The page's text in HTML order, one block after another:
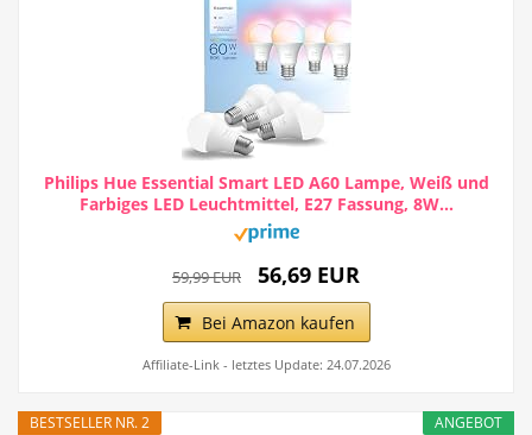
Philips Hue Essential Smart LED A60 Lampe, Weiß und
Farbiges LED Leuchtmittel, E27 Fassung, 8W...
59,99 EUR 56,69 EUR
Bei Amazon kaufen
Affiliate-Link - letztes Update: 24.07.2026
ANGEBOT
BESTSELLER NR. 2